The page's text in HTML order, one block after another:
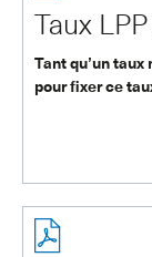
Taux
Tant qu’un
pour fixer ce